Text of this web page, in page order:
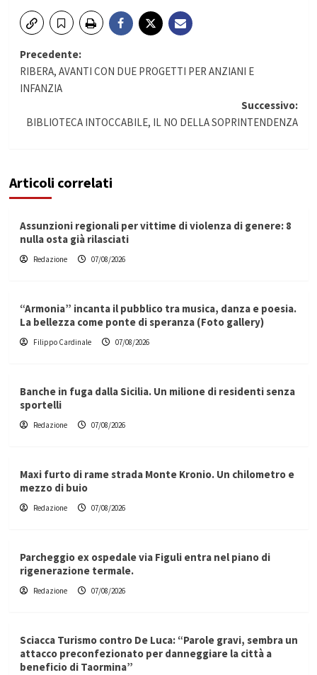
Navigazione
articolo
Precedente:
RIBERA, AVANTI CON DUE PROGETTI PER ANZIANI E
INFANZIA
Successivo:
BIBLIOTECA INTOCCABILE, IL NO DELLA SOPRINTENDENZA
Articoli correlati
Assunzioni regionali per vittime di violenza di genere: 8
nulla osta già rilasciati
Redazione 07/08/2026
“Armonia” incanta il pubblico tra musica, danza e poesia.
La bellezza come ponte di speranza (Foto gallery)
Filippo Cardinale 07/08/2026
Banche in fuga dalla Sicilia. Un milione di residenti senza
sportelli
Redazione 07/08/2026
Maxi furto di rame strada Monte Kronio. Un chilometro e
mezzo di buio
Redazione 07/08/2026
Parcheggio ex ospedale via Figuli entra nel piano di
rigenerazione termale.
Redazione 07/08/2026
Sciacca Turismo contro De Luca: “Parole gravi, sembra un
attacco preconfezionato per danneggiare la città a
beneficio di Taormina”